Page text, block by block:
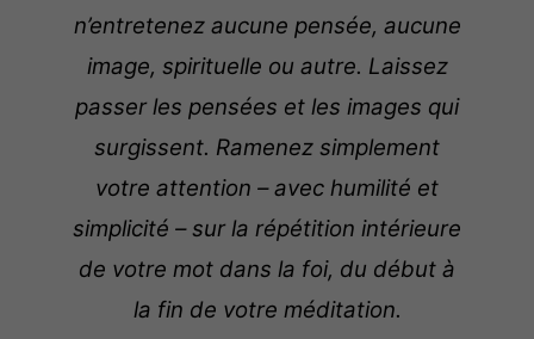
n’entretenez aucune pensée, aucune
image, spirituelle ou autre. Laissez
passer les pensées et les images qui
surgissent. Ramenez simplement
votre attention – avec humilité et
simplicité – sur la répétition intérieure
de votre mot dans la foi, du début à
la fin de votre méditation.